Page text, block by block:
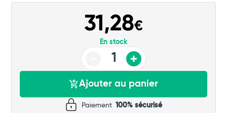
Total
Commander
31,28€
En stock
Ajouter au panier
Paiement 100% sécurisé